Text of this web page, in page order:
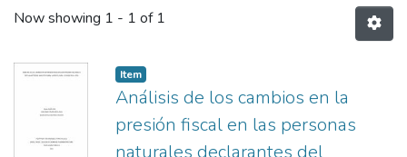
Now showing 1 - 1 of 1
Item
Análisis de los cambios en la
presión fiscal en las personas
naturales declarantes del